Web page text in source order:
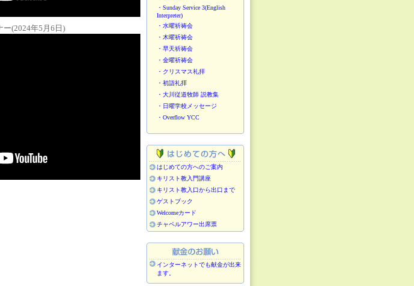
ー(2024年5月6日)
・Sunday Service 3(English
Interpreter)
・水曜祈祷会
・木曜祈祷会
・早天祈祷会
・金曜祈祷会
・クリスマス礼拝
・初詣礼拝
・大川従道牧師 説教集
・日曜学校メッセージ
・Overflow YCC
はじめての方へのご案内
キリスト教入門講座
キリスト教入口から出口まで
ゲストブック
Welcomeカード
チャペルアワー出席票
インターネットでも献金が出来
ます。